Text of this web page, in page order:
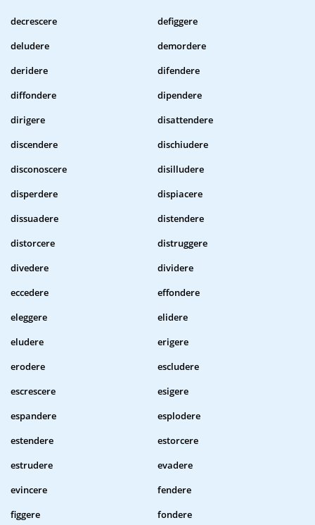
decrescere
defiggere
deludere
demordere
deridere
difendere
diffondere
dipendere
dirigere
disattendere
discendere
dischiudere
disconoscere
disilludere
disperdere
dispiacere
dissuadere
distendere
distorcere
distruggere
divedere
dividere
eccedere
effondere
eleggere
elidere
eludere
erigere
erodere
escludere
escrescere
esigere
espandere
esplodere
estendere
estorcere
estrudere
evadere
evincere
fendere
figgere
fondere